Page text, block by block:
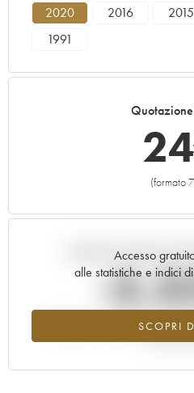
2020 2016 2015
1991
24
(formato
Accesso
alle statistiche e indici
SCOPRI
Andamento della
-
Tendenza al ribasso per il